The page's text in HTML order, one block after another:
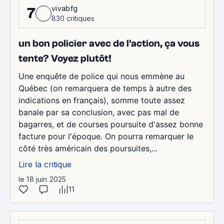
7
vivabfg
830 critiques
un bon policier avec de l'action, ça vous
tente? Voyez plutôt!
Une enquête de police qui nous emmène au
Québec (on remarquera de temps à autre des
indications en français), somme toute assez
banale par sa conclusion, avec pas mal de
bagarres, et de courses poursuite d'assez bonne
facture pour l'époque. On pourra remarquer le
côté très américain des poursuites,...
Lire la critique
le 18 juin 2025
11